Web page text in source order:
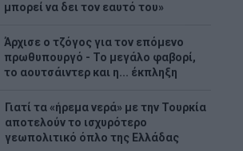
μπορεί να δει τον εαυτό του»
Άρχισε ο τζόγος για τον επόμενο
πρωθυπουργό - Το μεγάλο φαβορί,
το αουτσάιντερ και η... έκπληξη
Γιατί τα «ήρεμα νερά» με την Τουρκία
αποτελούν το ισχυρότερο
γεωπολιτικό όπλο της Ελλάδας